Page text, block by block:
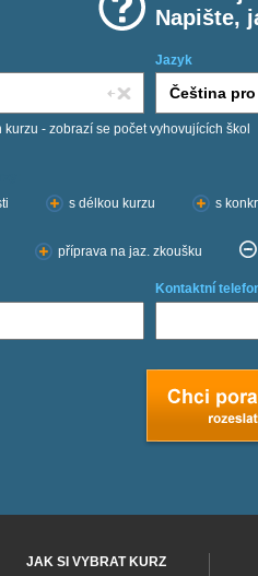
Napište,
Jazyk
kurzu - zobrazí se počet vyhovujících škol
s délkou kurzu s
příprava na jaz. zkoušku
Kontaktní
JAK SI VYBRAT KURZ